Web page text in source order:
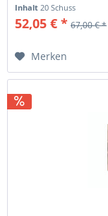
Inhalt20 Schuss
52,05 € * 67,00 € *
Merken